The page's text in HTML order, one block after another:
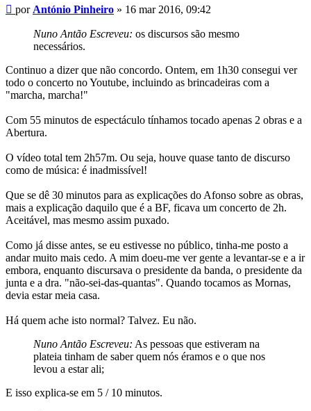
Mensagem
por António Pinheiro » 16 mar 2016, 09:42
Nuno Antão Escreveu: os discursos são mesmo
necessários.
Continuo a dizer que não concordo. Ontem, em 1h30 consegui ver
todo o concerto no Youtube, incluindo as brincadeiras com a
"marcha, marcha!"
Com 55 minutos de espectáculo tínhamos tocado apenas 2 obras e a
Abertura.
O vídeo total tem 2h57m. Ou seja, houve quase tanto de discurso
como de música: é inadmissível!
Que se dê 30 minutos para as explicações do Afonso sobre as obras,
mais a explicação daquilo que é a BF, ficava um concerto de 2h.
Aceitável, mas mesmo assim puxado.
Como já disse antes, se eu estivesse no público, tinha-me posto a
andar muito mais cedo. A mim doeu-me ver gente a levantar-se e a ir
embora, enquanto discursava o presidente da banda, o presidente da
junta e a dra. "não-sei-das-quantas". Quando tocamos as Mornas,
devia estar meia casa.
Há quem ache isto normal? Talvez. Eu não.
Nuno Antão Escreveu: As pessoas que estiveram na
plateia tinham de saber quem nós éramos e o que nos
levou a estar ali;
E isso explica-se em 5 / 10 minutos.